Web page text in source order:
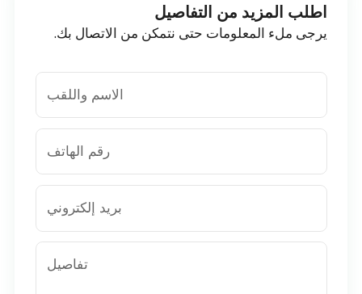
اطلب المزيد من التفاصيل
يرجى ملء المعلومات حتى نتمكن من الاتصال بك.
الاسم واللقب
رقم الهاتف
بريد إلكتروني
تفاصيل